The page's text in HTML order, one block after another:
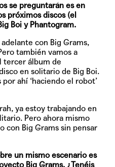
se preguntarán es en
próximos discos (el
Boi y Phantogram.
con Big Grams,
también vamos a
tercer álbum de
en solitario de Big Boi.
ahí ‘haciendo el robot’
ya estoy trabajando en
Pero ahora mismo
con Big Grams sin pensar
un mismo escenario es
Big Grams. ¿Tenéis